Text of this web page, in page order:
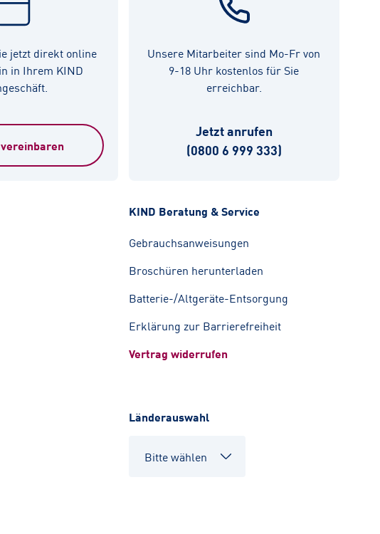
jetzt direkt online
in Ihrem KIND
Unsere Mitarbeiter sind Mo-Fr von
9-18 Uhr kostenlos für Sie
erreichbar.
Jetzt anrufen
(0800 6 999 333)
KIND Beratung & Service
Gebrauchsanweisungen
Broschüren herunterladen
Batterie-/Altgeräte-Entsorgung
Erklärung zur Barrierefreiheit
Vertrag widerrufen
Länderauswahl